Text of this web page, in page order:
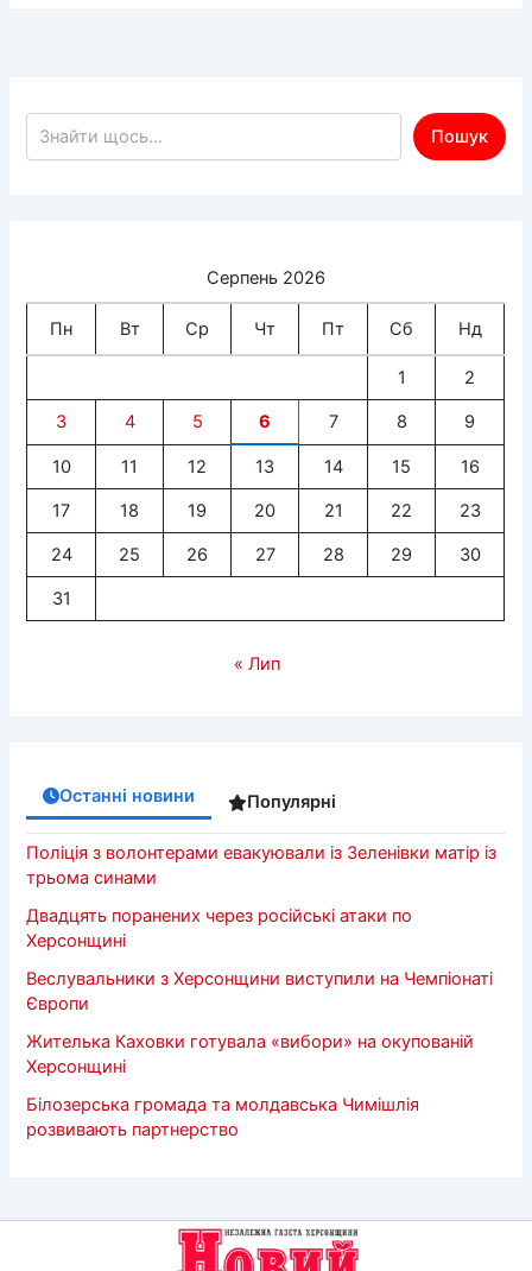
Пошук по сайту
Пошук
Серпень 2026
Пн Вт Ср Чт Пт Сб Нд
1 2
3 4 5 6 7 8 9
10 11 12 13 14 15 16
17 18 19 20 21 22 23
24 25 26 27 28 29 30
31
« Лип
Останні новини Популярні
Поліція з волонтерами евакуювали із Зеленівки матір із
трьома синами
Двадцять поранених через російські атаки по
Херсонщині
Веслувальники з Херсонщини виступили на Чемпіонаті
Європи
Жителька Каховки готувала «вибори» на окупованій
Херсонщині
Білозерська громада та молдавська Чимішлія
розвивають партнерство